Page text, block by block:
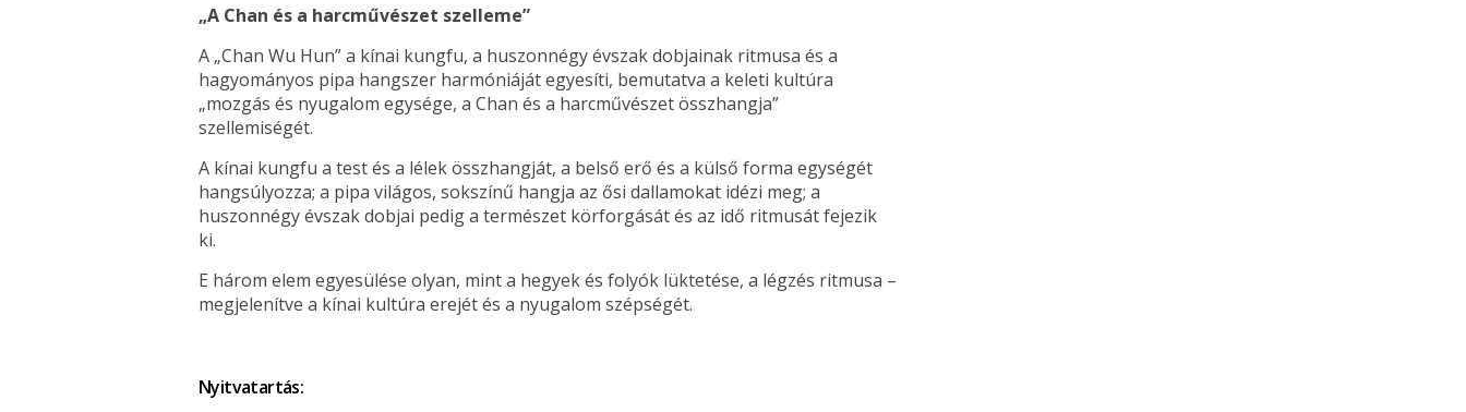
„A Chan és a harcművészet szelleme”
A „Chan Wu Hun” a kínai kungfu, a huszonnégy évszak dobjainak ritmusa és a
hagyományos pipa hangszer harmóniáját egyesíti, bemutatva a keleti kultúra
„mozgás és nyugalom egysége, a Chan és a harcművészet összhangja”
szellemiségét.
A kínai kungfu a test és a lélek összhangját, a belső erő és a külső forma egységét
hangsúlyozza; a pipa világos, sokszínű hangja az ősi dallamokat idézi meg; a
huszonnégy évszak dobjai pedig a természet körforgását és az idő ritmusát fejezik
ki.
E három elem egyesülése olyan, mint a hegyek és folyók lüktetése, a légzés ritmusa –
megjelenítve a kínai kultúra erejét és a nyugalom szépségét.
Nyitvatartás: